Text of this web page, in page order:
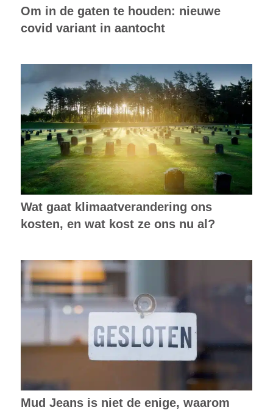
Om in de gaten te houden: nieuwe
covid variant in aantocht
Wat gaat klimaatverandering ons
kosten, en wat kost ze ons nu al?
Mud Jeans is niet de enige, waarom